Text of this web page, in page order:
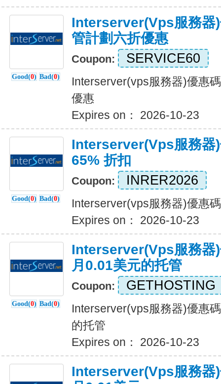
Good(0) Bad(0)
Interserver(vps服務器
管計劃六折優惠
Coupon: SERVICE60
Interserver(vps服務器)優惠
優惠
Expires on： 2026-10-23
Good(0) Bad(0)
Interserver(vps服務器
65% 折扣
Coupon: INRER2026
Interserver(vps服務器)優惠
Expires on： 2026-10-23
Good(0) Bad(0)
Interserver(vps服務器
月0.01美元的托管
Coupon: GETHOSTING
Interserver(vps服務器)優惠
的托管
Expires on： 2026-10-23
Interserver(vps服務器